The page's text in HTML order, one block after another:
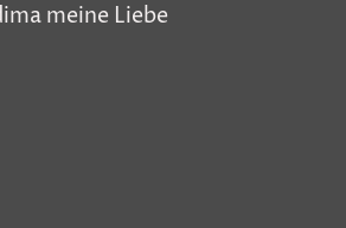
meine Liebe